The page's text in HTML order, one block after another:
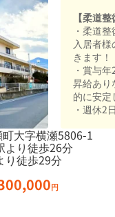
大字横瀬5806-1
より徒歩26分
り徒歩29分
円
【柔道
・柔道
入居者
きます！
・賞与
昇給あり
的に安定
・週休2
く続けら